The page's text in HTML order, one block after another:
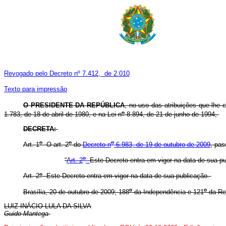
Revogado pelo Decreto nº 7.412, de 2.010
Texto para impressão
O PRESIDENTE DA REPÚBLICA, no uso das atribuições que lhe
1.783, de 18 de abril de 1980, e na Lei no8.894, de 21 de junho de 1994,
DECRETA:
Art. 1oO art. 2odoDecreto no6.983, de 19 de outubro de 2009,
“Art. 2o Este Decreto entra em vigor na data de sua
Art. 2oEste Decreto entra em vigor na data de sua publicação.
Brasília, 20 de outubro de 2009; 188oda Independência e 121oda
LUIZ INÁCIO LULA DA SILVA
Guido Mantega